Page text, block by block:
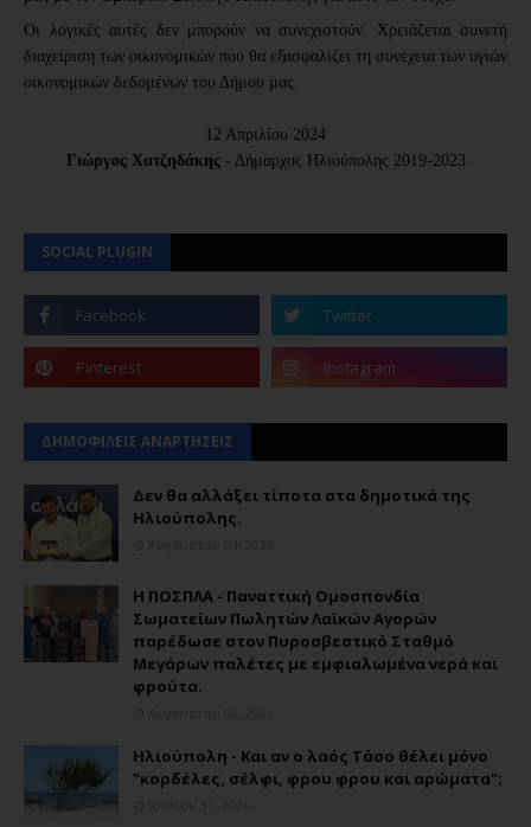
Οι λογικές αυτές δεν μπορούν να συνεχιστούν. Χρειάζεται συνετή
διαχείριση των οικονομικών που θα εξασφαλίζει τη συνέχεια των υγιών
οικονομικών δεδομένων του Δήμου μας.
12 Απριλίου 2024
Γιώργος Χατζηδάκης - Δήμαρχος Ηλιούπολης 2019-2023
SOCIAL PLUGIN
ΔΗΜΟΦΙΛΕΙΣ ΑΝΑΡΤΗΣΕΙΣ
Δεν θα αλλάξει τίποτα στα δημοτικά της
Ηλιούπολης.
Η ΠΟΣΠΛΑ - Παναττική Ομοσπονδία
Σωματείων Πωλητών Λαϊκών Αγορών
παρέδωσε στον Πυροσβεστικό Σταθμό
Μεγάρων παλέτες με εμφιαλωμένα νερά και
φρούτα.
Ηλιούπολη - Και αν ο λαός Τάσο θέλει μόνο
"κορδέλες, σέλφι, φρου φρου και αρώματα";